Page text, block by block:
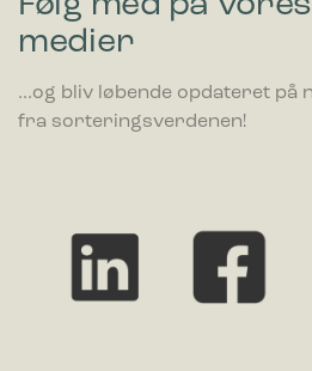
medier
...og bliv løbende opdateret på
fra sorteringsverdenen!